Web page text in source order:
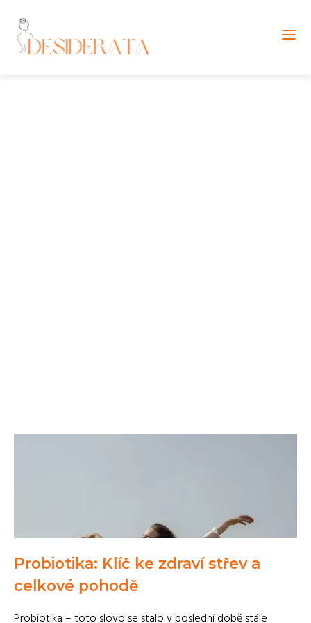
Probiotika: Klíč ke zdraví střev a
celkové pohodě
Probiotika – toto slovo se stalo v poslední době stále